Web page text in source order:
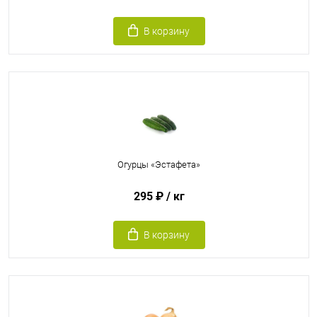
В корзину
Огурцы «Эстафета»
295 ₽ / кг
В корзину